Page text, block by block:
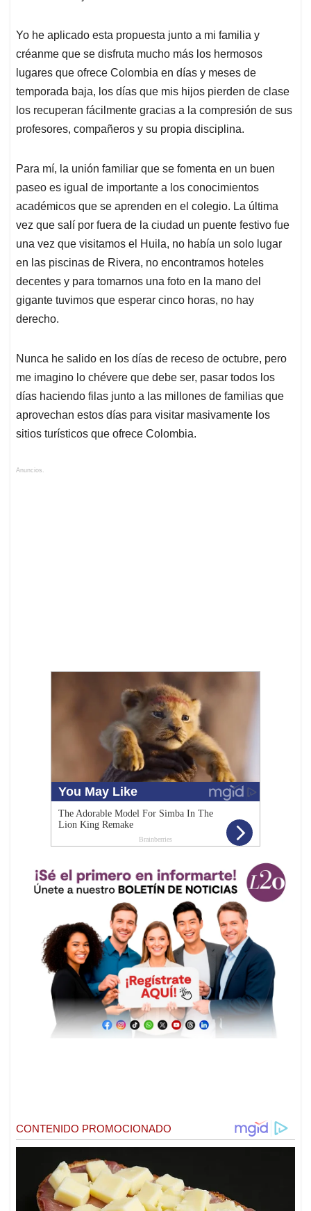
Yo he aplicado esta propuesta junto a mi familia y
créanme que se disfruta mucho más los hermosos
lugares que ofrece Colombia en días y meses de
temporada baja, los días que mis hijos pierden de clase
los recuperan fácilmente gracias a la compresión de sus
profesores, compañeros y su propia disciplina.
Para mí, la unión familiar que se fomenta en un buen
paseo es igual de importante a los conocimientos
académicos que se aprenden en el colegio. La última
vez que salí por fuera de la ciudad un puente festivo fue
una vez que visitamos el Huila, no había un solo lugar
en las piscinas de Rivera, no encontramos hoteles
decentes y para tomarnos una foto en la mano del
gigante tuvimos que esperar cinco horas, no hay
derecho.
Nunca he salido en los días de receso de octubre, pero
me imagino lo chévere que debe ser, pasar todos los
días haciendo filas junto a las millones de familias que
aprovechan estos días para visitar masivamente los
sitios turísticos que ofrece Colombia.
Anuncios.